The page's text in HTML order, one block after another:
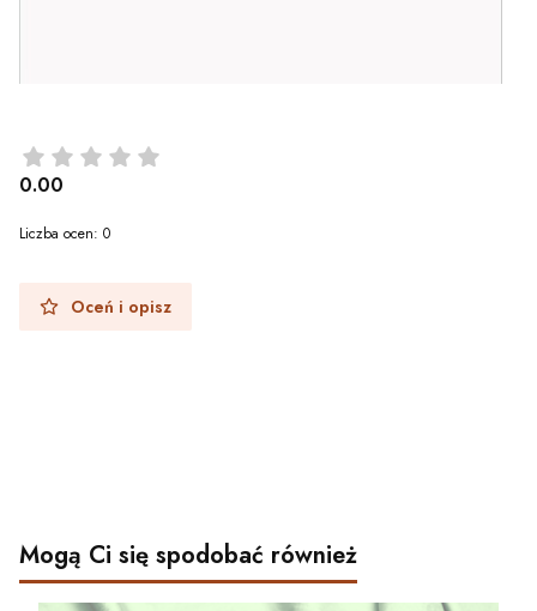
0.00
Liczba ocen: 0
Oceń i opisz
Mogą Ci się spodobać również